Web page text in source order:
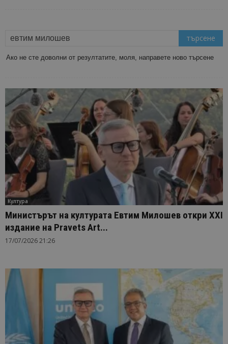
Ако не сте доволни от резултатите, моля, направете ново търсене
Култура
Министърът на културата Евтим Милошев откри XXI
издание на Pravets Art...
17/07/2026 21:26